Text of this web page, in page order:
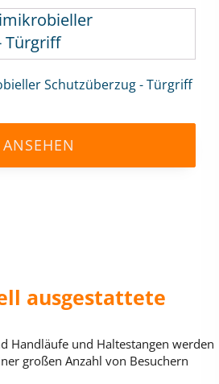
Schutzüberzug - Türgriff
ANSEHEN
ausgestattete
Handläufe und Haltestangen werden
großen Anzahl von Besuchern